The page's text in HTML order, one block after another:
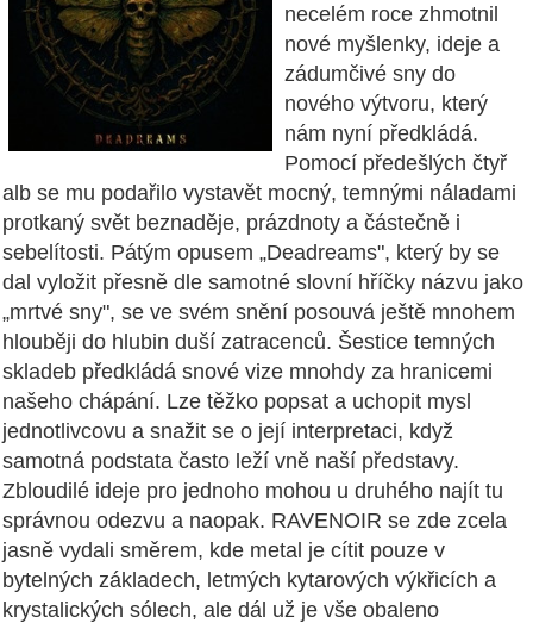
necelém roce zhmotnil
nové myšlenky, ideje a
zádumčivé sny do
nového výtvoru, který
nám nyní předkládá.
Pomocí předešlých čtyř
alb se mu podařilo vystavět mocný, temnými náladami
protkaný svět beznaděje, prázdnoty a částečně i
sebelítosti. Pátým opusem „Deadreams", který by se
dal vyložit přesně dle samotné slovní hříčky názvu jako
„mrtvé sny", se ve svém snění posouvá ještě mnohem
hlouběji do hlubin duší zatracenců. Šestice temných
skladeb předkládá snové vize mnohdy za hranicemi
našeho chápání. Lze těžko popsat a uchopit mysl
jednotlivcovu a snažit se o její interpretaci, když
samotná podstata často leží vně naší představy.
Zbloudilé ideje pro jednoho mohou u druhého najít tu
správnou odezvu a naopak. RAVENOIR se zde zcela
jasně vydali směrem, kde metal je cítit pouze v
bytelných základech, letmých kytarových výkřicích a
krystalických sólech, ale dál už je vše obaleno